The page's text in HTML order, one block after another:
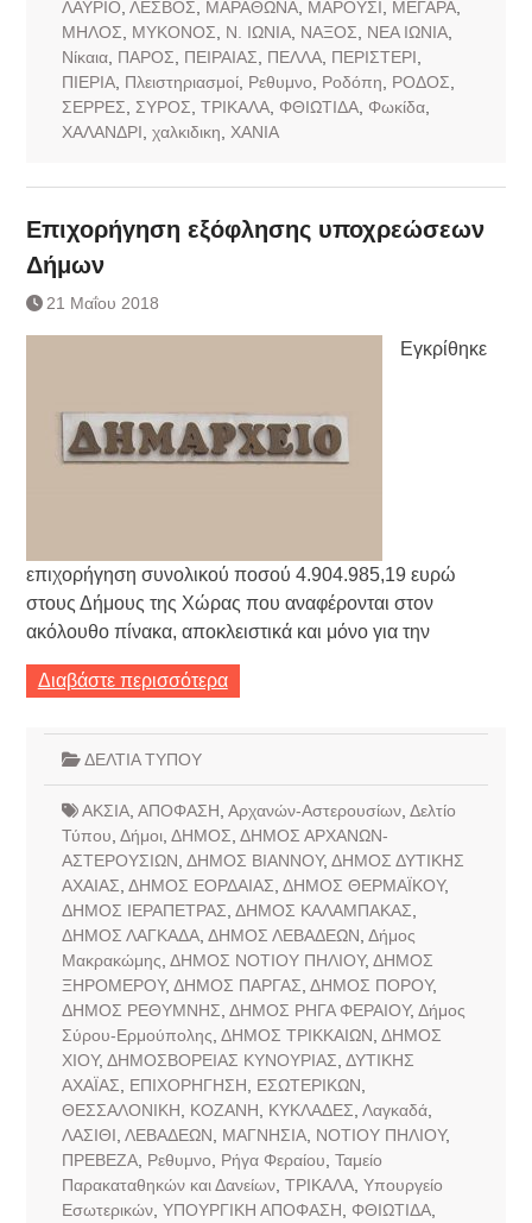
ΛΑΥΡΙΟ ΛΕΣΒΟΣ ΜΑΡΑΘΩΝΑ, ΜΑΡΟΥΣΙ ΜΕΓΑΡΑ,
ΜΗΛΟΣ
ΜΥΚΟΝΟΣ Ν. ΙΩΝΙΑ, ΝΑΞΟΣ ΝΕΑ ΙΩΝΙΑ,
Νίκαια, ΠΑΡΟΣ ΠΕΙΡΑΙΑΣ ΠΕΛΛΑ, ΠΕΡΙΣΤΕΡΙ
ΠΙΕΡΙΑ, Πλειστηριασμοί, Ρεθυμνο Ροδόπη ΡΟΔΟΣ
ΣΕΡΡΕΣ
ΣΥΡΟΣ ΤΡΙΚΑΛΑ, ΦΘΙΩΤΙΔΑ, Φωκίδα,
ΧΑΛΑΝΔΡΙ χαλκιδικη ΧΑΝΙΑ
Επιχορήγηση εξόφλησης υποχρεώσεων
Δήμων
21 Μαΐου 2018
Εγκρίθηκε
επιχορήγηση συνολικού ποσού 4.904.985,19 ευρώ
στους Δήμους της Χώρας που αναφέρονται στον
ακόλουθο πίνακα, αποκλειστικά και μόνο για την
Διαβάστε περισσότερα
ΔΕΛΤΙΑ ΤΥΠΟΥ
ΑΚΣΙΑ, ΑΠΟΦΑΣΗ Αρχανών-Αστερουσίων, Δελτίο
Τύπου Δήμοι, ΔΗΜΟΣ ΔΗΜΟΣ ΑΡΧΑΝΩΝ-
ΑΣΤΕΡΟΥΣΙΩΝ ΔΗΜΟΣ ΒΙΑΝΝΟΥ, ΔΗΜΟΣ ΔΥΤΙΚΗΣ
ΑΧΑΙΑΣ ΔΗΜΟΣ ΕΟΡΔΑΙΑΣ ΔΗΜΟΣ ΘΕΡΜΑΪΚΟΥ,
ΔΗΜΟΣ ΙΕΡΑΠΕΤΡΑΣ ΔΗΜΟΣ ΚΑΛΑΜΠΑΚΑΣ
ΔΗΜΟΣ ΛΑΓΚΑΔΑ, ΔΗΜΟΣ ΛΕΒΑΔΕΩΝ Δήμος
Μακρακώμης ΔΗΜΟΣ ΝΟΤΙΟΥ ΠΗΛΙΟΥ, ΔΗΜΟΣ
ΞΗΡΟΜΕΡΟΥ, ΔΗΜΟΣ ΠΑΡΓΑΣ ΔΗΜΟΣ ΠΟΡΟΥ,
ΔΗΜΟΣ ΡΕΘΥΜΝΗΣ ΔΗΜΟΣ ΡΗΓΑ ΦΕΡΑΙΟΥ, Δήμος
Σύρου-Ερμούπολης ΔΗΜΟΣ ΤΡΙΚΚΑΙΩΝ ΔΗΜΟΣ
ΧΙΟΥ, ΔΗΜΟΣΒΟΡΕΙΑΣ ΚΥΝΟΥΡΙΑΣ ΔΥΤΙΚΗΣ
ΑΧΑΪΑΣ
ΕΠΙΧΟΡΗΓΗΣΗ ΕΣΩΤΕΡΙΚΩΝ
ΘΕΣΣΑΛΟΝΙΚΗ
ΚΟΖΑΝΗ ΚΥΚΛΑΔΕΣ Λαγκαδά,
ΛΑΣΙΘΙ ΛΕΒΑΔΕΩΝ ΜΑΓΝΗΣΙΑ, ΝΟΤΙΟΥ ΠΗΛΙΟΥ,
ΠΡΕΒΕΖΑ, Ρεθυμνο Ρήγα Φεραίου Ταμείο
Παρακαταθηκών και Δανείων, ΤΡΙΚΑΛΑ, Υπουργείο
Εσωτερικών, ΥΠΟΥΡΓΙΚΗ ΑΠΟΦΑΣΗ ΦΘΙΩΤΙΔΑ,